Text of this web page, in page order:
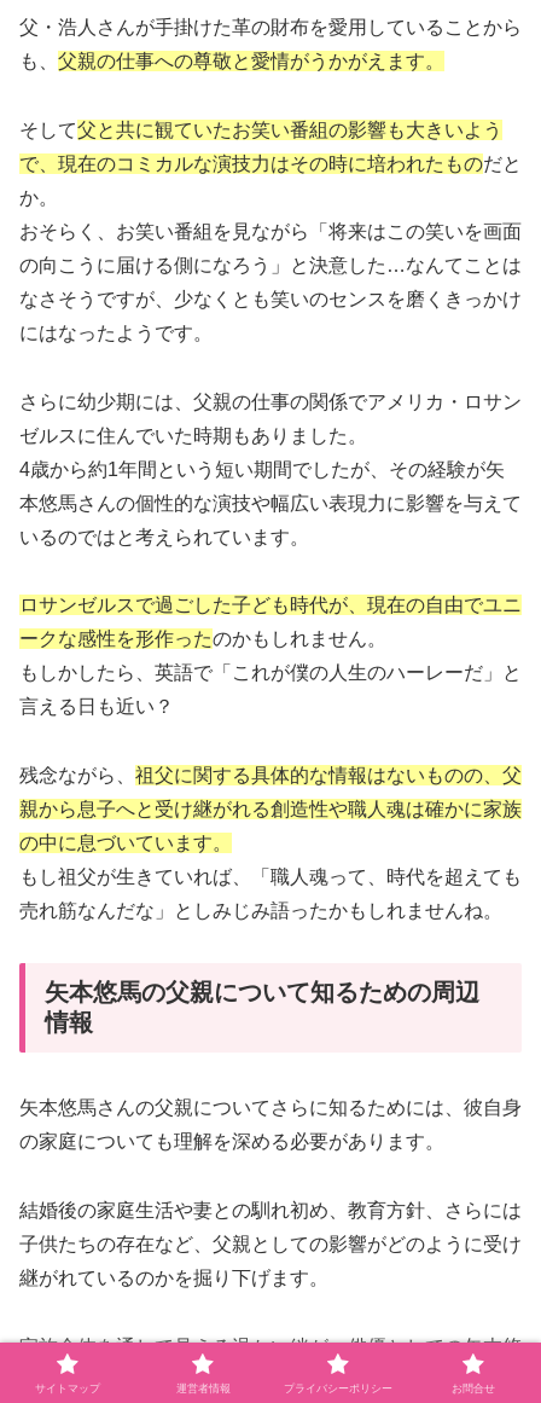
父・浩人さんが手掛けた革の財布を愛用していることから
も、 父親の仕事への尊敬と愛情がうかがえます。
そして父と共に観ていたお笑い番組の影響も大きいよう
で、現在のコミカルな演技力はその時に培われたものだと
か。
おそらく、お笑い番組を見ながら「将来はこの笑いを画面
の向こうに届ける側になろう」と決意した…なんてことは
なさそうですが、少なくとも笑いのセンスを磨くきっかけ
にはなったようです。
さらに幼少期には、父親の仕事の関係でアメリカ・ロサン
ゼルスに住んでいた時期もありました。
4歳から約1年間という短い期間でしたが、その経験が矢
本悠馬さんの個性的な演技や幅広い表現力に影響を与えて
いるのではと考えられています。
ロサンゼルスで過ごした子ども時代が、現在の自由でユニ
ークな感性を形作ったのかもしれません。
もしかしたら、英語で「これが僕の人生のハーレーだ」と
言える日も近い？
残念ながら、 祖父に関する具体的な情報はないものの、父
親から息子へと受け継がれる創造性や職人魂は確かに家族
の中に息づいています。
もし祖父が生きていれば、「職人魂って、時代を超えても
売れ筋なんだな」としみじみ語ったかもしれませんね。
矢本悠馬の父親について知るための周辺
情報
矢本悠馬さんの父親についてさらに知るためには、彼自身
の家庭についても理解を深める必要があります。
結婚後の家庭生活や妻との馴れ初め、教育方針、さらには
子供たちの存在など、父親としての影響がどのように受け
継がれているのかを掘り下げます。
家族全体を通して見える温かい絆が、俳優としての矢本悠
馬さんを形作っているのです。
サイトマップ 運営者情報 プライバシーポリシー お問合せ